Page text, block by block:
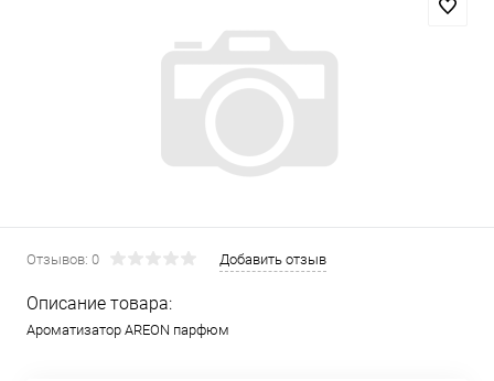
Отзывов: 0 Добавить отзыв
Описание товара:
Ароматизатор AREON парфюм